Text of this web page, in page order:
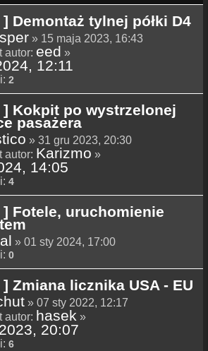
] Demontaż tylnej półki D4
» 15 maja 2023, 16:43
autor: eed »
12:11
2
] Kokpit po wystrzelonej
pasażera
» 31 gru 2023, 20:30
autor: Karizmo »
14:05
4
] Fotele, uruchomienie
» 01 sty 2024, 17:00
0
] Zmiana licznika USA - EU
» 07 sty 2022, 12:17
autor: hasek »
20:07
6